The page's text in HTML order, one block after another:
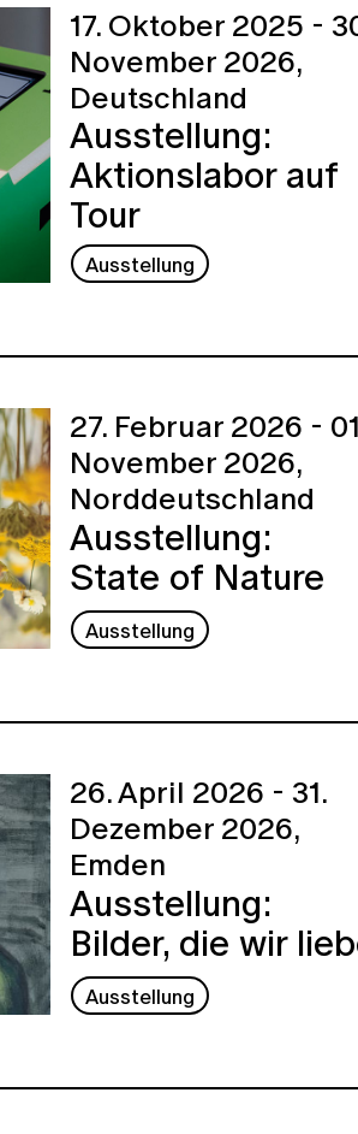
17. Oktober 2025 -
November 2026,
Deutschland
Ausstellung:
Aktionslabor auf
Tour
Ausstellung
27. Februar 2026 -
November 2026,
Norddeutschland
Ausstellung:
State of Nature
Ausstellung
26. April 2026 - 31.
Dezember 2026,
Emden
Ausstellung:
Bilder, die wir
Ausstellung